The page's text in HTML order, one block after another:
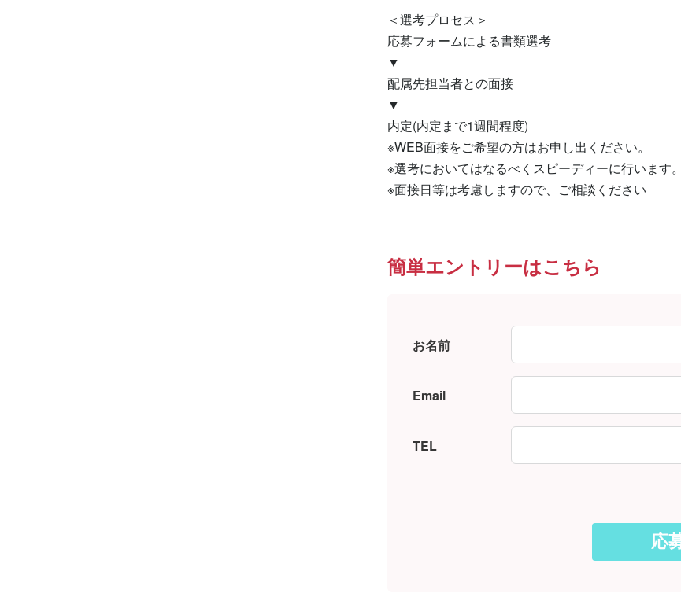
＜選考プロセス＞
応募フォームによる書類選考
▼
配属先担当者との面接
▼
内定(内定まで1週間程度)
※WEB面接をご希望の方はお申し出ください。
※選考においてはなるべくスピーディーに行います。
※面接日等は考慮しますので、ご相談ください
簡単エントリーはこちら
お名前
Email
TEL